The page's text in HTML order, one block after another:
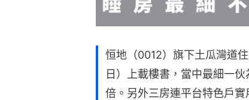
恒地（0012）旗下土瓜灣道
日）上載樓書，當中最細一
倍。另外三房連平台特色戶